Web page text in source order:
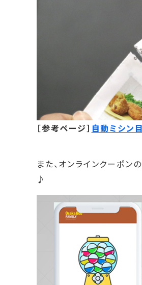
［参考ページ］ 自動ミシン
また、オンラインクーポン
♪